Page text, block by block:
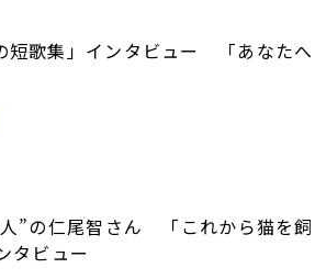
短歌集」インタビュー 「あなたへ
”の仁尾智さん 「これから猫を飼
タビュー